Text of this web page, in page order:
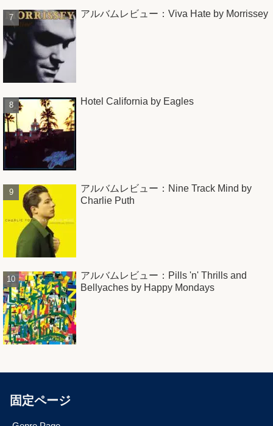
アルバムレビュー：Viva Hate by Morrissey
Hotel California by Eagles
アルバムレビュー：Nine Track Mind by
Charlie Puth
アルバムレビュー：Pills 'n' Thrills and
Bellyaches by Happy Mondays
固定ページ